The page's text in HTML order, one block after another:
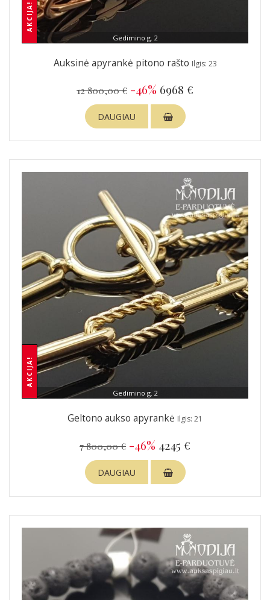
Gedimino g. 2
AKCIJA!
Auksinė apyrankė pitono rašto Ilgis: 23
12 800,00 € -46% 6968 €
DAUGIAU
Gedimino g. 2
AKCIJA!
Geltono aukso apyrankė Ilgis: 21
7 800,00 € -46% 4245 €
DAUGIAU